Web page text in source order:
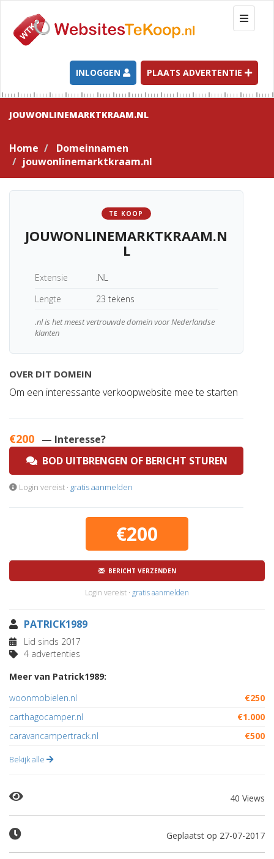
T
o
g
l
e
n
t
i
INLOGGEN PLAATS ADVERTENTIE
JOUWONLINEMARKTKRAAM.NL
Home
Domeinnamen
jouwonlinemarktkraam.nl
TE KOOP
JOUWONLINEMARKTKRAAM.N
L
Extensie
.NL
Lengte
23 tekens
.nl is het meest vertrouwde domein voor Nederlandse
klanten
OVER DIT DOMEIN
Om een interessante verkoopwebsite mee te starten
€200 — Interesse?
BOD UITBRENGEN OF BERICHT STUREN
Login vereist · gratis aanmelden
€200
BERICHT VERZENDEN
Login vereist · gratis aanmelden
PATRICK1989
Lid sinds 2017
4 advertenties
Meer van Patrick1989:
woonmobielen.nl
€250
carthagocamper.nl
€1.000
caravancampertrack.nl
€500
Bekijk alle
40 Views
Geplaatst op 27-07-2017